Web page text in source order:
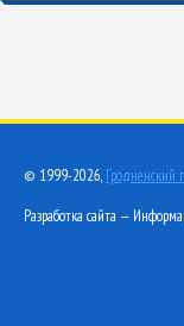
© 1999-2026, Гродненский
Разработка сайта —